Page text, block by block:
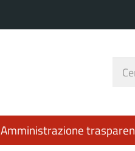
Cerca
Amministrazione